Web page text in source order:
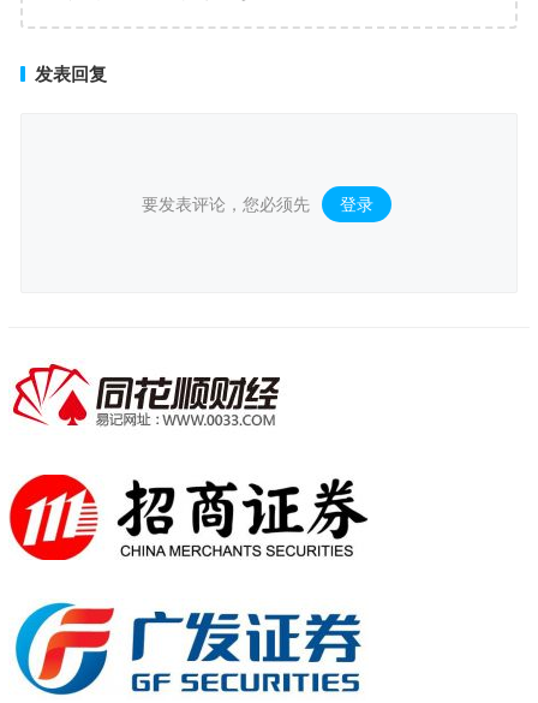
发表回复
要发表评论，您必须先 登录 。